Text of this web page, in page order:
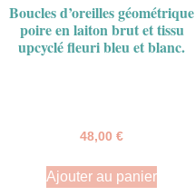
Boucles d’oreilles géométrique
poire en laiton brut et tissu
upcyclé fleuri bleu et blanc.
48,00 €
Ajouter au panier